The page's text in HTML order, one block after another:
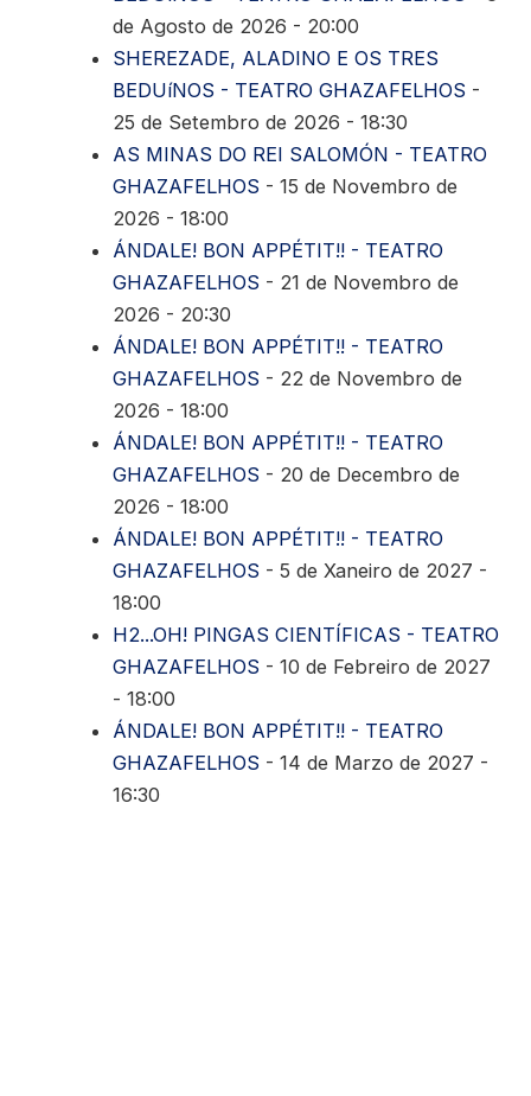
de Agosto de 2026 - 20:00
SHEREZADE, ALADINO E OS TRES
BEDUíNOS - TEATRO GHAZAFELHOS -
25 de Setembro de 2026 - 18:30
AS MINAS DO REI SALOMÓN - TEATRO
GHAZAFELHOS - 15 de Novembro de
2026 - 18:00
ÁNDALE! BON APPÉTIT!! - TEATRO
GHAZAFELHOS - 21 de Novembro de
2026 - 20:30
ÁNDALE! BON APPÉTIT!! - TEATRO
GHAZAFELHOS - 22 de Novembro de
2026 - 18:00
ÁNDALE! BON APPÉTIT!! - TEATRO
GHAZAFELHOS - 20 de Decembro de
2026 - 18:00
ÁNDALE! BON APPÉTIT!! - TEATRO
GHAZAFELHOS - 5 de Xaneiro de 2027 -
18:00
H2...OH! PINGAS CIENTÍFICAS - TEATRO
GHAZAFELHOS - 10 de Febreiro de 2027
- 18:00
ÁNDALE! BON APPÉTIT!! - TEATRO
GHAZAFELHOS - 14 de Marzo de 2027 -
16:30